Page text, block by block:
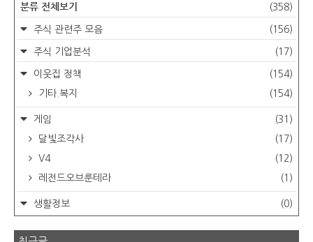
분류 전체보기 (358)
주식 관련주 모음 (156)
주식 기업분석 (17)
이웃집 정책
(154)
기타.복지
(154)
게임
(31)
달빛조각사
(17)
V4
(12)
레전드오브룬테라
(1)
생활정보 (0)